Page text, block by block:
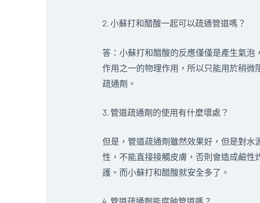
2. 小蘇打和醋酸一起可以疏通管道嗎？
答：小蘇打和醋酸的反應僅僅是產生氣
作用之一的物理作用，所以只能用於稍
疏通劑。
3. 管道疏通劑的使用有什麼壞處？
但是，管道疏通劑雖然效果好，但是對
性，不能直接接觸皮膚，否則會造成鹼
護。而小蘇打和醋酸就安全多了。